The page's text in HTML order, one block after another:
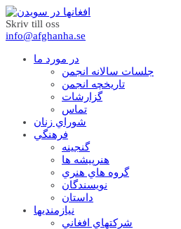
Skriv till oss
info@afghanha.se
در مورد ما
جلسات سالانه انجمن
تاریخچه انجمن
گزارشات
تماس
شوراي زنان
فرهنگي
گنجينه
هنرپيشه ها
گروه هاي هنري
نويسندگان
داستان
نيازمنديها
شرکتهاي افغاني